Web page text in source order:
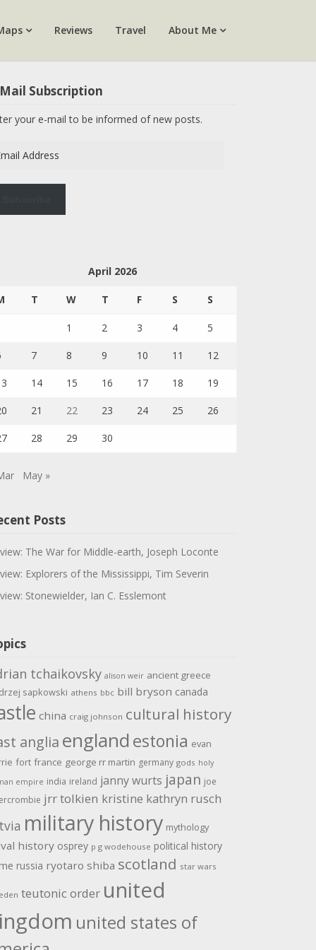
Reviews Travel About Me
Subscription
your e-mail to be informed of new posts.
April 2026
T W T F S S
1 2 3 4 5
7 8 9 10 11 12
14 15 16 17 18 19
21 22 23 24 25 26
28 29 30
May »
Posts
The War for Middle-earth, Joseph Loconte
Explorers of the Mississippi, Tim Severin
Stonewielder, Ian C. Esslemont
tchaikovsky alison weir ancient greece
sapkowski athens bbc bill bryson canada
china craig johnson cultural history
anglia englandestonia evan
fort france george rr martin germany gods holy
empire india ireland janny wurts japan joe
jrr tolkien kristine kathryn rusch
military history mythology
history osprey p g wodehouse political history
russia ryotaro shiba scotland star wars
teutonic order united
united states of